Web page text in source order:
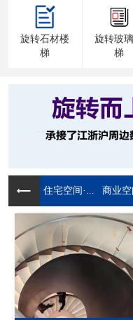
旋转石材楼
梯
旋转玻
梯
住宅空间·... 商业空